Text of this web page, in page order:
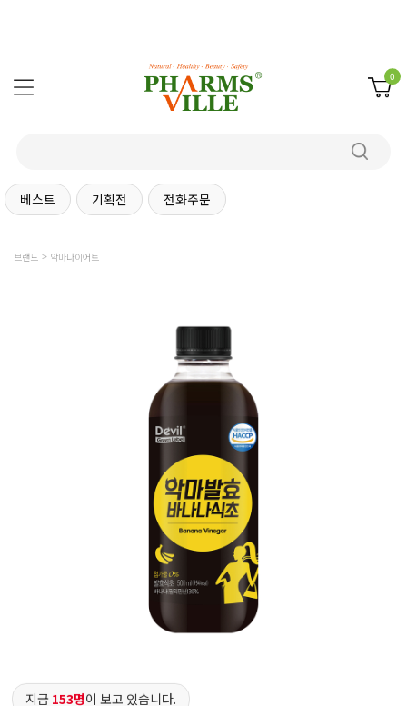
0
베스트 기획전 전화주문
브랜드 악마다이어트
지금 153명이 보고 있습니다.